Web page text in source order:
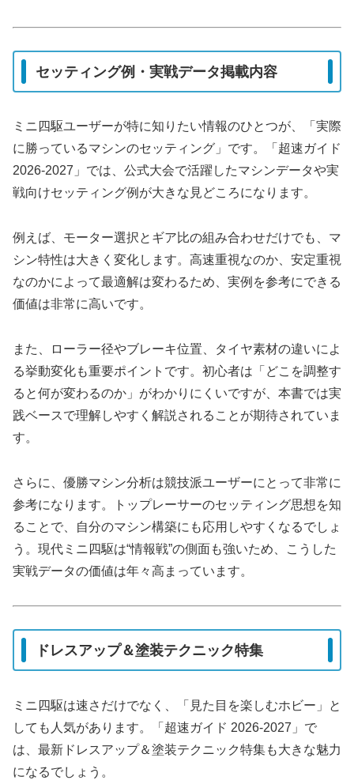
セッティング例・実戦データ掲載内容
ミニ四駆ユーザーが特に知りたい情報のひとつが、「実際
に勝っているマシンのセッティング」です。「超速ガイド
2026-2027」では、公式大会で活躍したマシンデータや実
戦向けセッティング例が大きな見どころになります。
例えば、モーター選択とギア比の組み合わせだけでも、マ
シン特性は大きく変化します。高速重視なのか、安定重視
なのかによって最適解は変わるため、実例を参考にできる
価値は非常に高いです。
また、ローラー径やブレーキ位置、タイヤ素材の違いによ
る挙動変化も重要ポイントです。初心者は「どこを調整す
ると何が変わるのか」がわかりにくいですが、本書では実
践ベースで理解しやすく解説されることが期待されていま
す。
さらに、優勝マシン分析は競技派ユーザーにとって非常に
参考になります。トップレーサーのセッティング思想を知
ることで、自分のマシン構築にも応用しやすくなるでしょ
う。現代ミニ四駆は“情報戦”の側面も強いため、こうした
実戦データの価値は年々高まっています。
ドレスアップ＆塗装テクニック特集
ミニ四駆は速さだけでなく、「見た目を楽しむホビー」と
しても人気があります。「超速ガイド 2026-2027」で
は、最新ドレスアップ＆塗装テクニック特集も大きな魅力
になるでしょう。